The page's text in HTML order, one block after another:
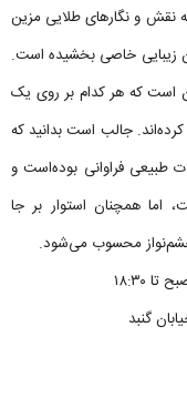
نقش و نگارهای طلایی مزین
آن زیبایی خاصی بخشیده‌ است.
است که هر کدام بر روی یک
کرده‌اند. جالب است بدانید که
طبیعی فراوانی بوده‌است و
شده‌است، اما همچنان استوار بر جا
چشم‌نواز محسوب می‌شود.
گنبد